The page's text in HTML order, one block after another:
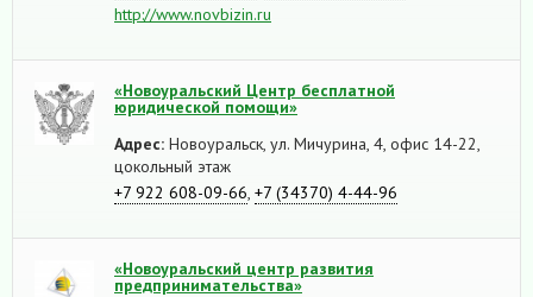
http://www.novbizin.ru
«Новоуральский Центр бесплатной
юридической помощи»
Адрес: Новоуральск, ул. Мичурина, 4, офис 14-22,
цокольный этаж
+7 922 608-09-66 +7 (34370) 4-44-96
«Новоуральский центр развития
предпринимательства»